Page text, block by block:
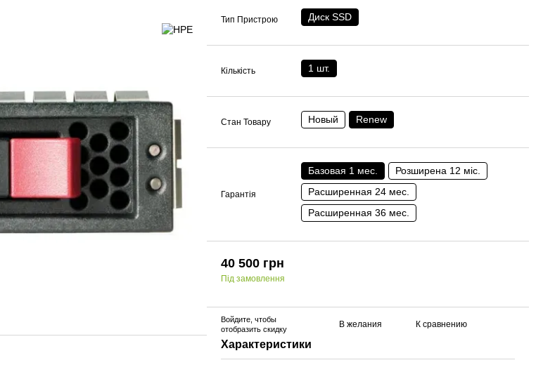
Тип Пристрою Диск SSD
Кількість 1 шт.
Стан Товару Новый Renew
Гарантія
Базовая 1 мес.
Розширена 12 міс.
Расширенная 24 мес.
Расширенная 36 мес.
40 500 грн
Під замовлення
Войдите , чтобы
отобразить скидку
В желания К сравнению
Характеристики